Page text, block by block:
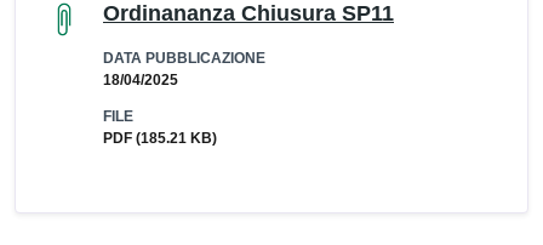
Ordinananza Chiusura SP11
DATA PUBBLICAZIONE
18/04/2025
FILE
PDF (185.21 KB)